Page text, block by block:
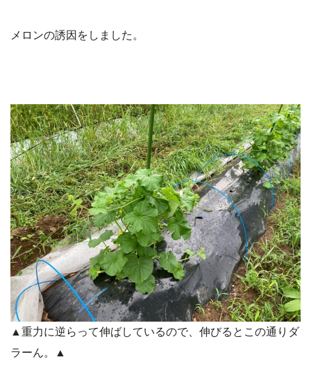
メロンの誘因をしました。
▲重力に逆らって伸ばしているので、伸びるとこの通りダ
ラーん。▲